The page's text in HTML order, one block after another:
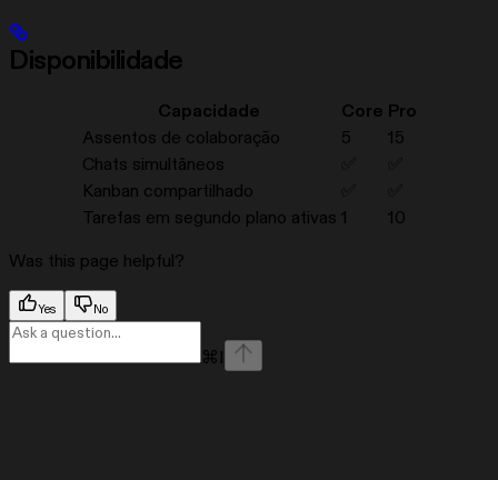
Disponibilidade
Capacidade Core Pro
Assentos de colaboração
5
15
Chats simultâneos
Kanban compartilhado
Tarefas em segundo plano ativas 1
10
Was this page helpful?
Yes No
⌘ I